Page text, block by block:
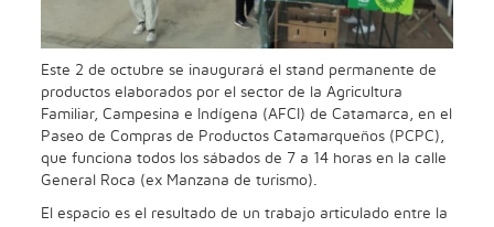
Este 2 de octubre se inaugurará el stand permanente de
productos elaborados por el sector de la Agricultura
Familiar, Campesina e Indígena (AFCI) de Catamarca, en el
Paseo de Compras de Productos Catamarqueños (PCPC),
que funciona todos los sábados de 7 a 14 horas en la calle
General Roca (ex Manzana de turismo).
El espacio es el resultado de un trabajo articulado entre la